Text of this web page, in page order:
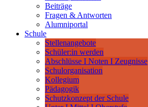
Beiträge
Fragen & Antworten
Alumniportal
Schule
Stellenangebote
Schüler:in werden
Abschlüsse I Noten I Zeugnisse
Schulorganisation
Kollegium
Pädagogik
Schutzkonzept der Schule